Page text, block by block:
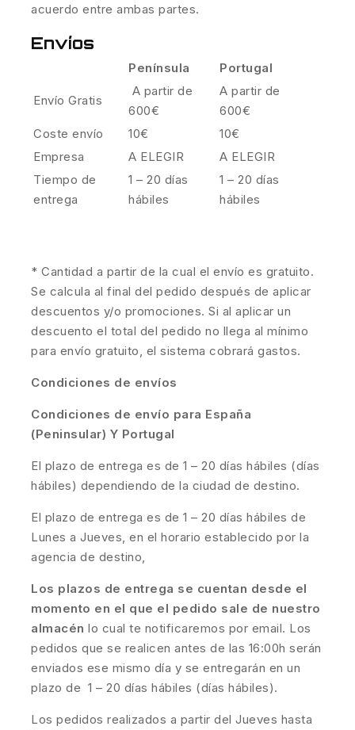
acuerdo entre ambas partes.
Envíos
Península Portugal
Envío Gratis
A partir de
600€
A partir de
600€
Coste envío
10€
10€
Empresa
A ELEGIR
A ELEGIR
Tiempo de
entrega
1 – 20 días
hábiles
1 – 20 días
hábiles
* Cantidad a partir de la cual el envío es gratuito.
Se calcula al final del pedido después de aplicar
descuentos y/o promociones. Si al aplicar un
descuento el total del pedido no llega al mínimo
para envío gratuito, el sistema cobrará gastos.
Condiciones de envíos
Condiciones de envío para España
(Peninsular) Y Portugal
El plazo de entrega es de 1 – 20 días hábiles (días
hábiles) dependiendo de la ciudad de destino.
El plazo de entrega es de 1 – 20 días hábiles de
Lunes a Jueves, en el horario establecido por la
agencia de destino,
Los plazos de entrega se cuentan desde el
momento en el que el pedido sale de nuestro
almacén lo cual te notificaremos por email. Los
pedidos que se realicen antes de las 16:00h serán
enviados ese mismo día y se entregarán en un
plazo de 1 – 20 días hábiles (días hábiles).
Los pedidos realizados a partir del Jueves hasta